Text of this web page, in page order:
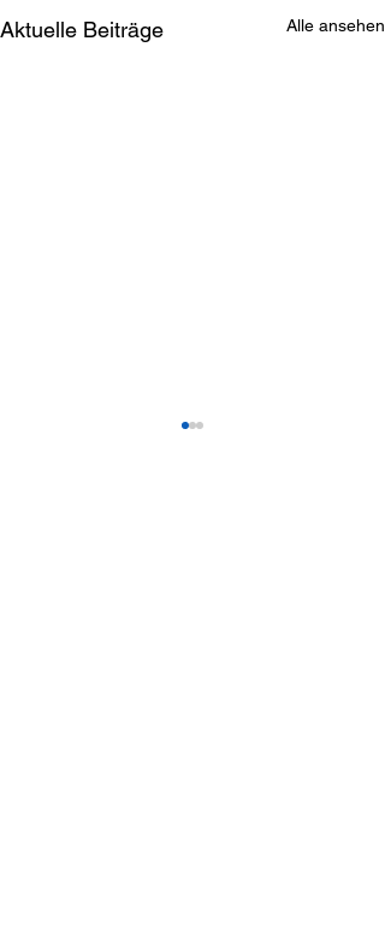
Aktuelle Beiträge Alle ansehen